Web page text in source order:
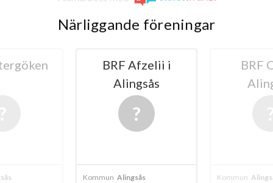
Närliggande föreningar
BRF Afzelii i
Alingsås
Kommun Alingsås
BRF
Kommun